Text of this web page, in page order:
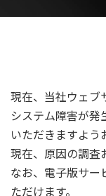
現在、当社ウェブ
システム障害が発
いただきますよう
現在、原因の調査
なお、電子版サー
ただけます。